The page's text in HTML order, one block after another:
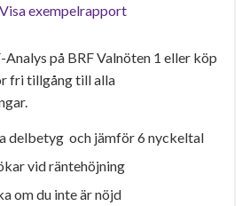
Visa exempelrapport
på BRF Valnöten 1 eller köp
fri tillgång till alla
delbetyg och jämför 6 nyckeltal
vid räntehöjning
om du inte är nöjd